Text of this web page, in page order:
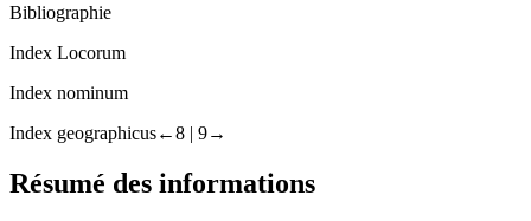
Bibliographie
Index Locorum
Index nominum
Index geographicus←8 | 9→
Résumé des informations